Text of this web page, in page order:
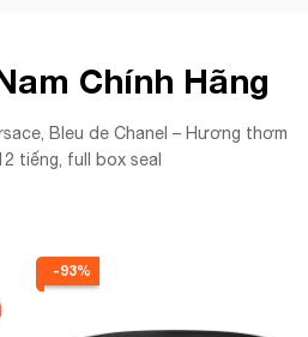
Chính Hãng
Bleu de Chanel – Hương thơm
tiếng, full box seal
-93%